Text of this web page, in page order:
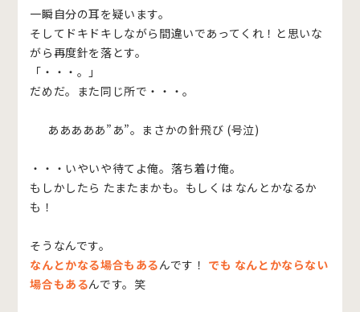
一瞬自分の耳を疑います。
そしてドキドキしながら間違いであってくれ！と思いな
がら再度針を落とす。
「・・・。」
だめだ。また同じ所で・・・。
あああああ”あ”。まさかの針飛び (号泣)
・・・いやいや待てよ俺。落ち着け俺。
もしかしたら たまたまかも。もしくは なんとかなるか
も！
そうなんです。
なんとかなる場合もあるんです！ でも なんとかならない
場合もあるんです。笑